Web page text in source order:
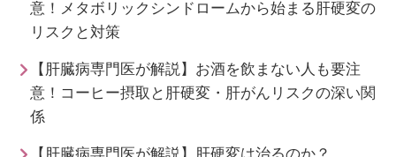
意！メタボリックシンドロームから始まる肝硬変の
リスクと対策
【肝臓病専門医が解説】お酒を飲まない人も要注
意！コーヒー摂取と肝硬変・肝がんリスクの深い関
係
【肝臓病専門医が解説】肝硬変は治るのか？